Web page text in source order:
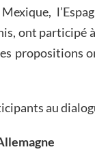
ont participé
propositions
au